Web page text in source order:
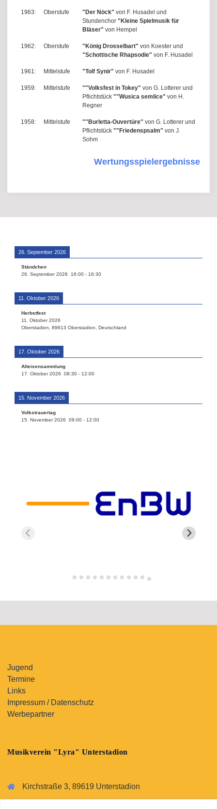
1963: Oberstufe "Der Nöck" von F. Husadel und
Stundenchor "Kleine Spielmusik für
Bläser" von Hempel
1962: Oberstufe "König Drosselbart" von Koester und
"Schottische Rhapsodie" von F. Husadel
1961: Mittelstufe "Tolf Synir" von F. Husadel
1959: Mittelstufe ""Volksfest in Tokey" von G. Lotterer und
Pflichtstück ""Wusica semlice" von H.
Regner
1958: Mittelstufe ""Burletta-Ouvertüre" von G. Lotterer und
Pflichtstück ""Friedenspsalm" von J.
Sohm
Wertungsspielergebnisse
26. September 2026
Ständchen
26. September 2026
16:00 - 16:30
11. Oktober 2026
Herbstfest
11. Oktober 2026
Oberstadion, 89613 Oberstadion, Deutschland
17. Oktober 2026
Alteisensammlung
17. Oktober 2026
08:30 - 12:00
15. November 2026
Volkstrauertag
15. November 2026
09:00 - 12:00
Jugend
Termine
Links
Impressum / Datenschutz
Werbepartner
Musikverein "Lyra" Unterstadion
Kirchstraße 3, 89619 Unterstadion